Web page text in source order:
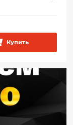
Купить